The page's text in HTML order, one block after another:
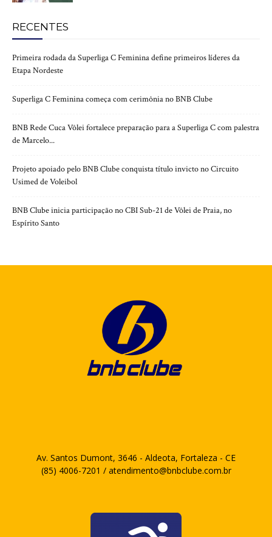
RECENTES
Primeira rodada da Superliga C Feminina define primeiros líderes da
Etapa Nordeste
Superliga C Feminina começa com cerimônia no BNB Clube
BNB Rede Cuca Vôlei fortalece preparação para a Superliga C com palestra
de Marcelo...
Projeto apoiado pelo BNB Clube conquista título invicto no Circuito
Usimed de Voleibol
BNB Clube inicia participação no CBI Sub-21 de Vôlei de Praia, no
Espírito Santo
Av. Santos Dumont, 3646 - Aldeota, Fortaleza - CE
(85) 4006-7201 / atendimento@bnbclube.com.br